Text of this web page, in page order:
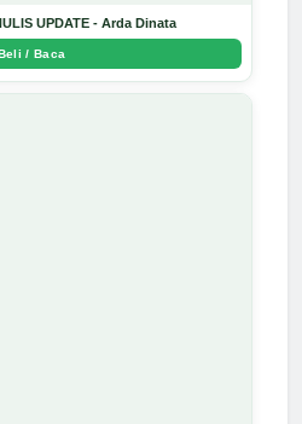
UPDATE - Arda Dinata
Beli / Baca